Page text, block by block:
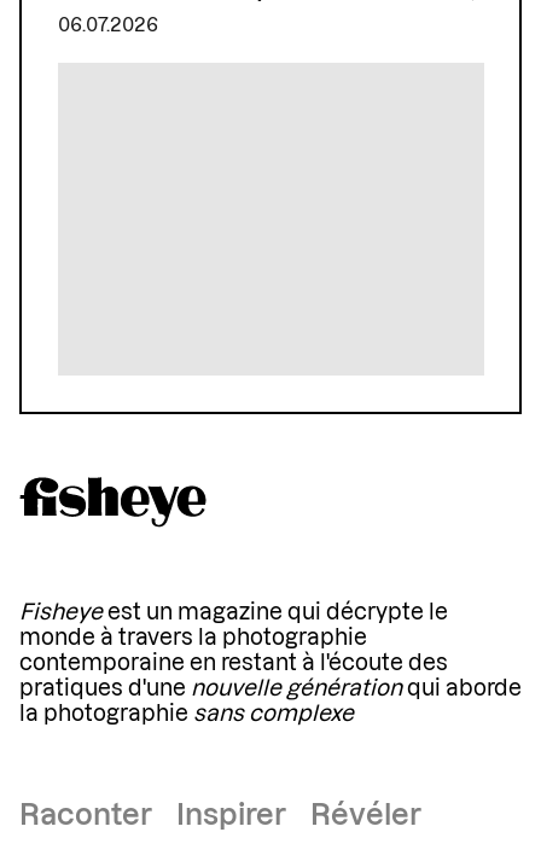
06.07.2026
Fisheyeest un magazine qui décrypte le
monde à travers la photographie
contemporaine en restant à l'écoute des
pratiques d'une nouvelle générationqui aborde
la photographie sans complexe
Raconter Inspirer Révéler